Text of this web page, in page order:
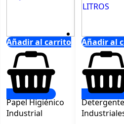
Añadir al carrito
Papel Higiénico
Industrial
Añadir al